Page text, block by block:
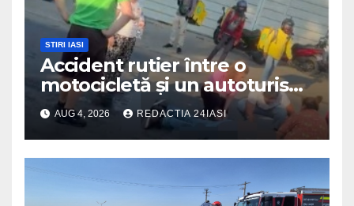
STIRI IASI
Accident rutier între o
motocicletă și un autoturism
soldat cu un rănit
AUG 4, 2026 REDACTIA 24IASI